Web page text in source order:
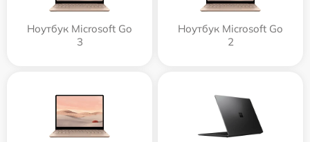
Ноутбук Microsoft Go
3
Ноутбук Microsoft Go
2